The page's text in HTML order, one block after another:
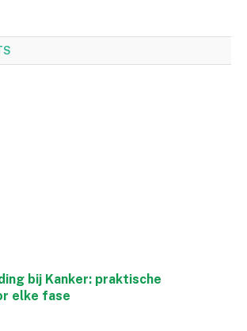
bij Kanker: praktische
elke fase